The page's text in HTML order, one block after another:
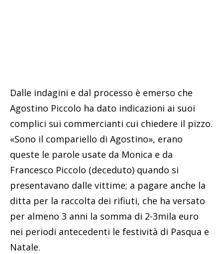
Dalle indagini e dal processo è emerso che
Agostino Piccolo ha dato indicazioni ai suoi
complici sui commercianti cui chiedere il pizzo.
«Sono il compariello di Agostino», erano
queste le parole usate da Monica e da
Francesco Piccolo (deceduto) quando si
presentavano dalle vittime; a pagare anche la
ditta per la raccolta dei rifiuti, che ha versato
per almeno 3 anni la somma di 2-3mila euro
nei periodi antecedenti le festività di Pasqua e
Natale.